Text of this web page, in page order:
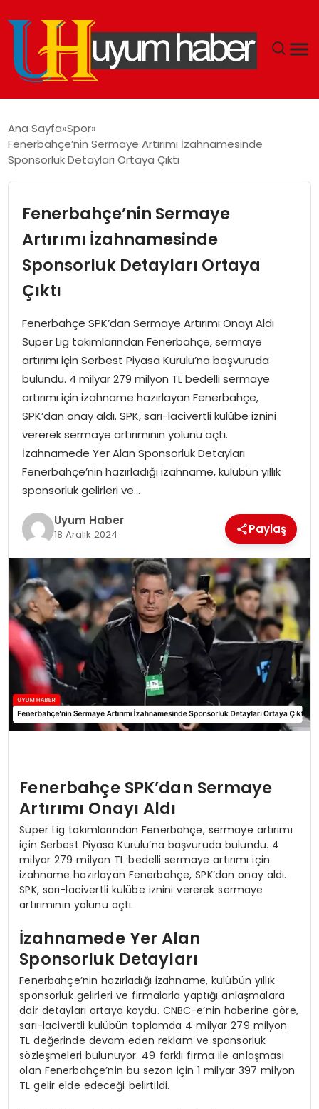
EKONOMI
SPOR
TEKNOLOJI
SAĞLIK
MAGAZIN
YAŞAM
Ana Sayfa Spor
Fenerbahçe’nin Sermaye Artırımı İzahnamesinde
Sponsorluk Detayları Ortaya Çıktı
Fenerbahçe’nin Sermaye
Artırımı İzahnamesinde
Sponsorluk Detayları Ortaya
Çıktı
Fenerbahçe SPK’dan Sermaye Artırımı Onayı Aldı
Süper Lig takımlarından Fenerbahçe, sermaye
artırımı için Serbest Piyasa Kurulu’na başvuruda
bulundu. 4 milyar 279 milyon TL bedelli sermaye
artırımı için izahname hazırlayan Fenerbahçe,
SPK’dan onay aldı. SPK, sarı-lacivertli kulübe iznini
vererek sermaye artırımının yolunu açtı.
İzahnamede Yer Alan Sponsorluk Detayları
Fenerbahçe’nin hazırladığı izahname, kulübün yıllık
sponsorluk gelirleri ve…
Uyum Haber
18 Aralık 2024 Paylaş
Fenerbahçe SPK’dan Sermaye
Artırımı Onayı Aldı
Süper Lig takımlarından Fenerbahçe, sermaye artırımı
için Serbest Piyasa Kurulu’na başvuruda bulundu. 4
milyar 279 milyon TL bedelli sermaye artırımı için
izahname hazırlayan Fenerbahçe, SPK’dan onay aldı.
SPK, sarı-lacivertli kulübe iznini vererek sermaye
artırımının yolunu açtı.
İzahnamede Yer Alan
Sponsorluk Detayları
Fenerbahçe’nin hazırladığı izahname, kulübün yıllık
sponsorluk gelirleri ve firmalarla yaptığı anlaşmalara
dair detayları ortaya koydu. CNBC-e’nin haberine göre,
sarı-lacivertli kulübün toplamda 4 milyar 279 milyon
TL değerinde devam eden reklam ve sponsorluk
sözleşmeleri bulunuyor. 49 farklı firma ile anlaşması
olan Fenerbahçe’nin bu sezon için 1 milyar 397 milyon
TL gelir elde edeceği belirtildi.